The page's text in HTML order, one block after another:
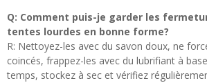
Q: Comment puis-je garder les
tentes lourdes en bonne forme?
R: Nettoyez-les avec du savon doux, ne
coincés, frappez-les avec du lubrifiant à
temps, stockez à sec et vérifiez